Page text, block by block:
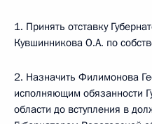
1. Принять отставку
Кувшинникова О.А. по
2. Назначить Филимонова
исполняющим обязанности
области до вступления в